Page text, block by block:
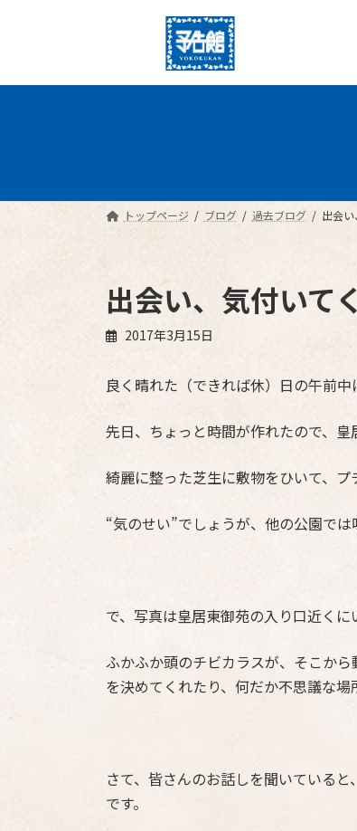
プ
動
トップページ ブログ 過去ブログ 出会
出会い、気付いて
2017年3月15日
良く晴れた（できれば休）日の午前中
先日、ちょっと時間が作れたので、皇
綺麗に整った芝生に敷物をひいて、プ
“気のせい”でしょうが、他の公園で
で、写真は皇居東御苑の入り口近く
ふかふか頭のチビカラスが、そこか
を決めてくれたり、何だか不思議な場
さて、皆さんのお話しを聞いている
です。